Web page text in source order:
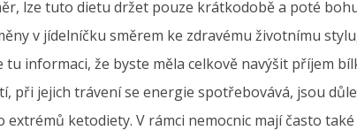
lze tuto dietu držet pouze krátkodobě a poté
v jídelníčku směrem ke zdravému životnímu
informaci, že byste měla celkově navýšit příjem
při jejich trávení se energie spotřebovává, jsou
extrémů ketodiety. V rámci nemocnic mají často